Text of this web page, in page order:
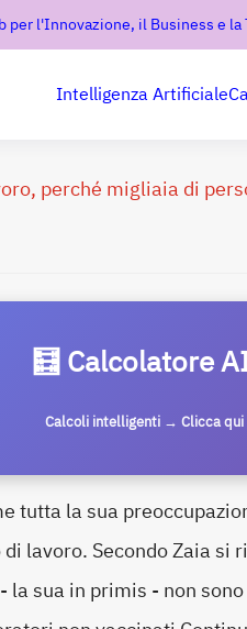
per l'Innovazione, il Business e la
Intelligenza Artificiale
perché migliaia di
🧮 Calcolatore
Calcoli intelligenti → Clicca qui
tutta la sua
lavoro. Secondo Zaia si
la sua in primis - non